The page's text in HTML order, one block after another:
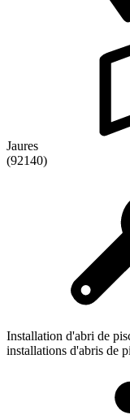
Jaures
(92140)
Installation d'abri de
installations d'abris de